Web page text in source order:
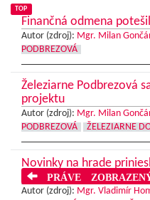
TOP
Finančná odmena
Autor (zdroj): Mgr. Milan
PODBREZOVÁ
Železiarne Podbrezová
projektu
Autor (zdroj): Mgr. Milan
PODBREZOVÁ
ŽELEZIARNE
Novinky na hrade
PRÁVE
Autor (zdroj): Mgr. Vladimír